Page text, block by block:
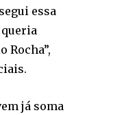
essa
queria
Rocha”,
já soma